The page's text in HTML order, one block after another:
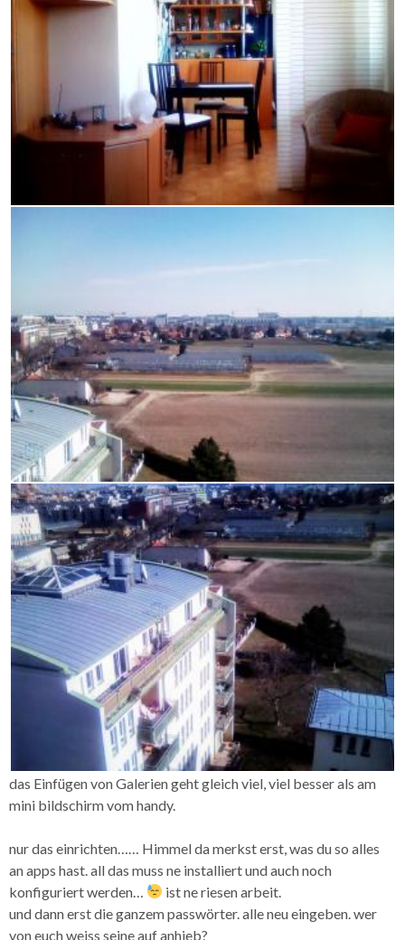
das Einfügen von Galerien geht gleich viel, viel besser als am
mini bildschirm vom handy.
nur das einrichten…… Himmel da merkst erst, was du so alles
an apps hast. all das muss ne installiert und auch noch
konfiguriert werden…
ist ne riesen arbeit.
und dann erst die ganzem passwörter. alle neu eingeben. wer
von euch weiss seine auf anhieb?